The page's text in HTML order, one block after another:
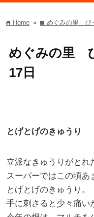
home Home » folderめぐみの里 ぴ
めぐみの里
17日
とげとげのきゅうり
立派なきゅうりがとれ
スーパーではこの頃あ
とげとげのきゅうり。
手に刺さると少々痛い